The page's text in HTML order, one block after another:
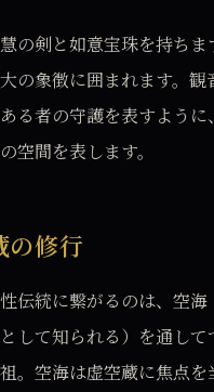
の剣と如意宝珠を持ちま
の象徴に囲まれます。観
る者の守護を表すように
空間を表します。
の修行
伝統に繋がるのは、空海
して知られる）を通し
。空海は虚空蔵に焦点を